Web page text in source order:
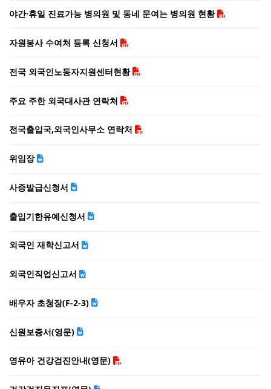
야간·휴일 진료가능 병의원 및 동네 문여는 병의원 현황
자원봉사 수여처 등록 신청서
전국 외국인노동자지원센터현황
주요 주한 외국대사관 연락처
전국출입국,외국인사무소 연락처
위임장
사증발급신청서
출입기한유예신청서
외국인 재학신고서
외국인직업신고서
배우자 초청장(F-2-3)
신원보증서(영문)
영유아 건강검진안내(영문)